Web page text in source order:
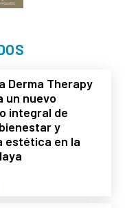
Derma Therapy
un nuevo
integral de
y
estética en la